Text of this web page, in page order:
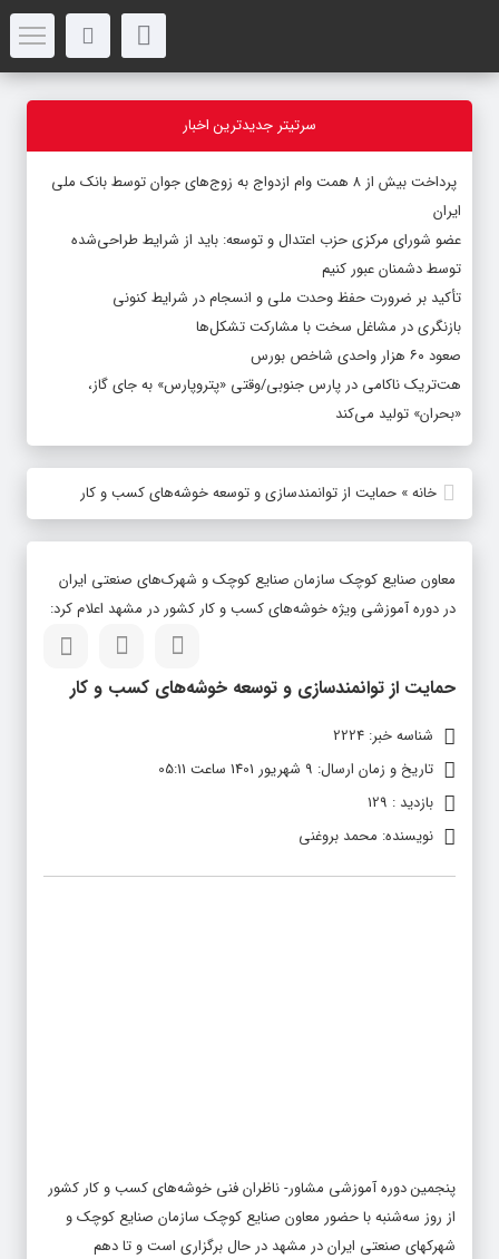
سرتیتر جدیدترین اخبار
پرداخت بیش از ۸ همت وام ازدواج به زوج‌های جوان توسط بانک ملی
ایران
عضو شورای مرکزی حزب اعتدال و توسعه: باید از شرایط طراحی‌شده
توسط دشمنان عبور کنیم
تأکید بر ضرورت حفظ وحدت ملی و انسجام در شرایط کنونی
بازنگری در مشاغل سخت با مشارکت تشکل‌ها
صعود ۶۰ هزار واحدی شاخص بورس
هت‌تریک ناکامی در پارس جنوبی/وقتی «پتروپارس» به جای گاز،
«بحران» تولید می‌کند
خانه» حمایت از توانمندسازی و توسعه خوشه‌های کسب و کار
معاون صنایع کوچک سازمان صنایع کوچک و شهرک‌های صنعتی ایران
در دوره آموزشی ویژه خوشه‌های کسب و کار کشور در مشهد اعلام كرد:
حمایت از توانمندسازی و توسعه خوشه‌های کسب و کار
شناسه خبر: 2224
تاریخ و زمان ارسال: 9 شهریور 1401 ساعت 05:11
بازدید : 129
نویسنده: محمد بروغنی
پنجمین دوره آموزشی مشاور- ناظران فنی خوشه‌های کسب و کار کشور
از روز سه‌شنبه با حضور معاون صنایع کوچک سازمان صنایع کوچک و
شهرکهای صنعتی ایران در مشهد در حال برگزاری است و تا دهم